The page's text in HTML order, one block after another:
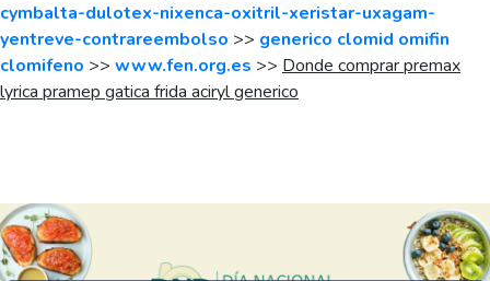
cymbalta-dulotex-nixenca-oxitril-xeristar-uxagam-
yentreve-contrareembolso >> generico clomid omifin
clomifeno >> www.fen.org.es >> Donde comprar premax
lyrica pramep gatica frida aciryl generico